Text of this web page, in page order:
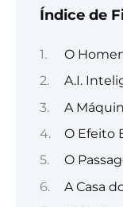
Índice de
O
A.I.
A
O Efeito
O
A Casa